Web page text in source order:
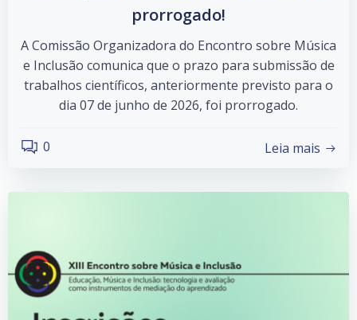
prorrogado!
A Comissão Organizadora do Encontro sobre Música
e Inclusão comunica que o prazo para submissão de
trabalhos científicos, anteriormente previsto para o
dia 07 de junho de 2026, foi prorrogado.
0 Leia mais